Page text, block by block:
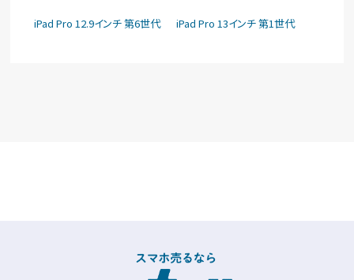
iPad Pro 12.9インチ 第6世代 iPad Pro 13インチ 第1世代